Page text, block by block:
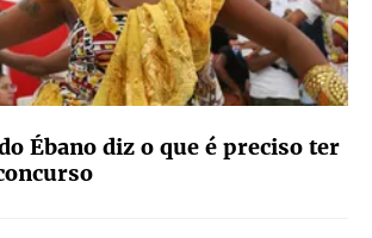
Ébano diz o que é preciso ter